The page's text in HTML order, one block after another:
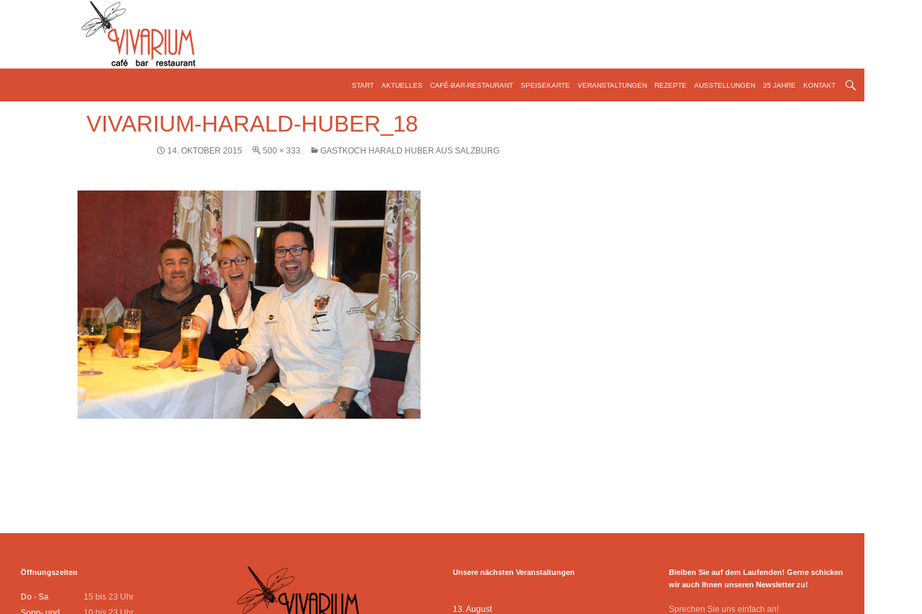
START AKTUELLES CAFÉ-BAR-RESTAURANT SPEISEKARTE VERANSTALTUNGEN REZEPTE AUSSTELLUNGEN 35 JAHRE KONTAKT
VIVARIUM-HARALD-HUBER_18
14. OKTOBER 2015 500 × 333 GASTKOCH HARALD HUBER AUS SALZBURG
Öffnungszeiten
Do - Sa
15 bis 23 Uhr
Unsere nächsten Veranstaltungen
13. August
Bleiben Sie auf dem Laufenden! Gerne schicken
wir auch Ihnen unseren Newsletter zu!
Sprechen Sie uns einfach an!